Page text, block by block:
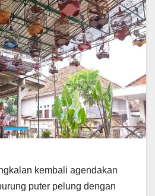
kembali agendakan
puter pelung dengan